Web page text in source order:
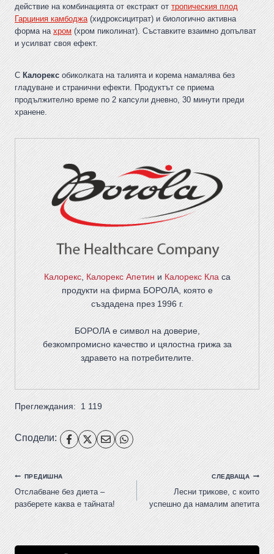
действие на комбинацията от екстракт от тропическия плод
Гарциния камбоджа(хидроксицитрат) и биологично активна
форма нахром(хром пиколинат). Съставките взаимно допълват
и усилват своя ефект.
С Калорексобиколката на талията и корема намалява без
гладуване и странични ефекти. Продуктът се приема
продължително време по 2 капсули дневно, 30 минути преди
хранене.
Калорекс,Калорекс Апетини Калорекс Класа
продукти на фирмаБОРОЛА, която е
създадена през 1996 г.
БОРОЛА е символ на доверие,
безкомпромисно качество и цялостна грижа за
здравето на потребителите.
Преглеждания: 1 119
Сподели:
ПРЕДИШНА
Отслабване без диета –
разберете каква е тайната!
СЛЕДВАЩА
Лесни трикове, с които
успешно да намалим апетита